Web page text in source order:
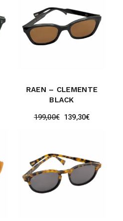
RAEN – CLEMENTE
BLACK
199,00€ 139,30€